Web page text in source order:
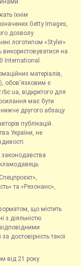
їхнім
Getty Images,
дозволу
логотипом «Styler»
використовуватися на
International.
матеріалів,
обов'язковим є
відкритого для
має бути
другого абзацу.
публікацій.
України, не
законодавства
та «Резонанс»,
що містить
з діяльністю
достовірність такої
від 21 року.